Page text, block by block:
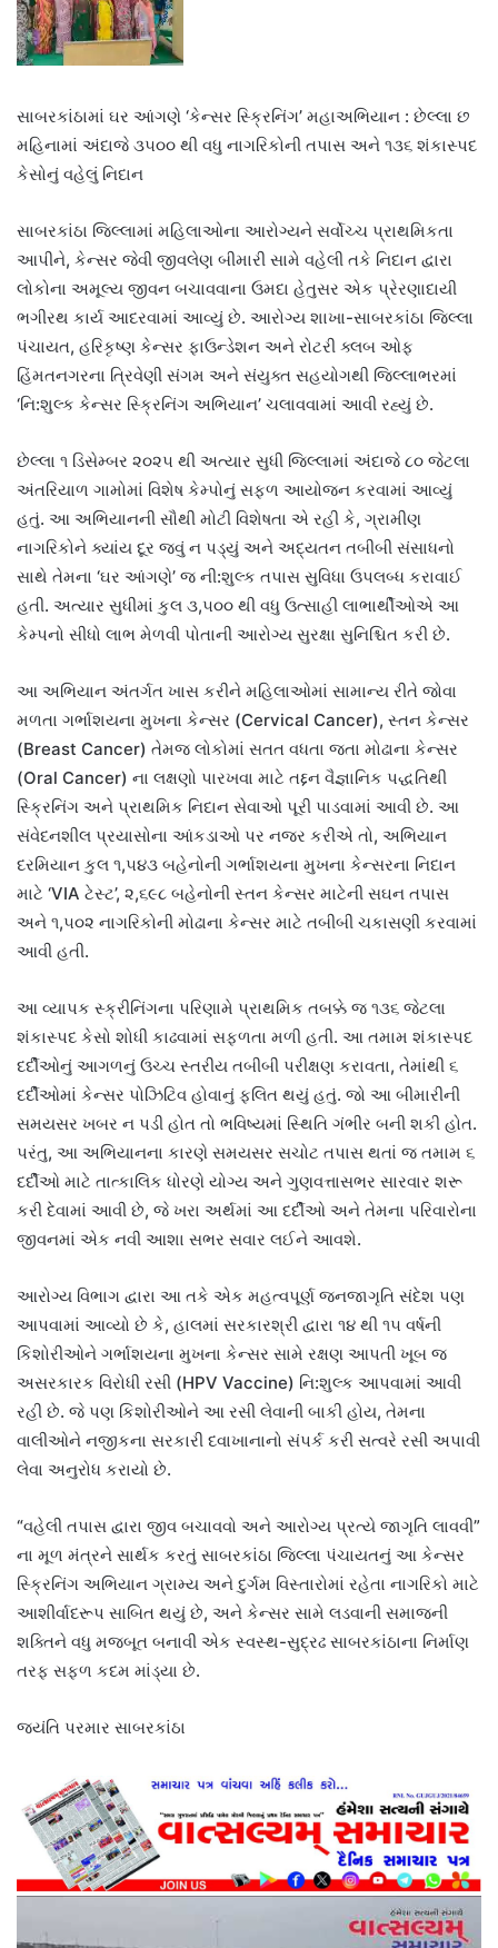
સાબરકાંઠામાં ઘર આંગણે ‘કેન્સર સ્ક્રિનિંગ’ મહાઅભિયાન : છેલ્લા છ
મહિનામાં અંદાજે ૩૫૦૦ થી વધુ નાગરિકોની તપાસ અને ૧૩૬ શંકાસ્પદ
કેસોનું વહેલું નિદાન
સાબરકાંઠા જિલ્લામાં મહિલાઓના આરોગ્યને સર્વોચ્ચ પ્રાથમિકતા
આપીને, કેન્સર જેવી જીવલેણ બીમારી સામે વહેલી તકે નિદાન દ્વારા
લોકોના અમૂલ્ય જીવન બચાવવાના ઉમદા હેતુસર એક પ્રેરણાદાયી
ભગીરથ કાર્ય આદરવામાં આવ્યું છે. આરોગ્ય શાખા-સાબરકાંઠા જિલ્લા
પંચાયત, હરિકૃષ્ણ કેન્સર ફાઉન્ડેશન અને રોટરી ક્લબ ઓફ
હિંમતનગરના ત્રિવેણી સંગમ અને સંયુક્ત સહયોગથી જિલ્લાભરમાં
‘નિ:શુલ્ક કેન્સર સ્ક્રિનિંગ અભિયાન’ ચલાવવામાં આવી રહ્યું છે.
છેલ્લા ૧ ડિસેમ્બર ૨૦૨૫ થી અત્યાર સુધી જિલ્લામાં અંદાજે ૮૦ જેટલા
અંતરિયાળ ગામોમાં વિશેષ કેમ્પોનું સફળ આયોજન કરવામાં આવ્યું
હતું. આ અભિયાનની સૌથી મોટી વિશેષતા એ રહી કે, ગ્રામીણ
નાગરિકોને ક્યાંય દૂર જવું ન પડ્યું અને અદ્યતન તબીબી સંસાધનો
સાથે તેમના ‘ઘર આંગણે’ જ ની:શુલ્ક તપાસ સુવિધા ઉપલબ્ધ કરાવાઈ
હતી. અત્યાર સુધીમાં કુલ ૩,૫૦૦ થી વધુ ઉત્સાહી લાભાર્થીઓએ આ
કેમ્પનો સીધો લાભ મેળવી પોતાની આરોગ્ય સુરક્ષા સુનિશ્ચિત કરી છે.
આ અભિયાન અંતર્ગત ખાસ કરીને મહિલાઓમાં સામાન્ય રીતે જોવા
મળતા ગર્ભાશયના મુખના કેન્સર (Cervical Cancer), સ્તન કેન્સર
(Breast Cancer) તેમજ લોકોમાં સતત વધતા જતા મોઢાના કેન્સર
(Oral Cancer) ના લક્ષણો પારખવા માટે તદ્દન વૈજ્ઞાનિક પદ્ધતિથી
સ્ક્રિનિંગ અને પ્રાથમિક નિદાન સેવાઓ પૂરી પાડવામાં આવી છે. આ
સંવેદનશીલ પ્રયાસોના આંકડાઓ પર નજર કરીએ તો, અભિયાન
દરમિયાન કુલ ૧,૫૪૩ બહેનોની ગર્ભાશયના મુખના કેન્સરના નિદાન
માટે ‘VIA ટેસ્ટ’, ૨,૬૯૮ બહેનોની સ્તન કેન્સર માટેની સઘન તપાસ
અને ૧,૫૦૨ નાગરિકોની મોઢાના કેન્સર માટે તબીબી ચકાસણી કરવામાં
આવી હતી.
આ વ્યાપક સ્ક્રીનિંગના પરિણામે પ્રાથમિક તબક્કે જ ૧૩૬ જેટલા
શંકાસ્પદ કેસો શોધી કાઢવામાં સફળતા મળી હતી. આ તમામ શંકાસ્પદ
દર્દીઓનું આગળનું ઉચ્ચ સ્તરીય તબીબી પરીક્ષણ કરાવતા, તેમાંથી ૬
દર્દીઓમાં કેન્સર પોઝિટિવ હોવાનું ફલિત થયું હતું. જો આ બીમારીની
સમયસર ખબર ન પડી હોત તો ભવિષ્યમાં સ્થિતિ ગંભીર બની શકી હોત.
પરંતુ, આ અભિયાનના કારણે સમયસર સચોટ તપાસ થતાં જ તમામ ૬
દર્દીઓ માટે તાત્કાલિક ધોરણે યોગ્ય અને ગુણવત્તાસભર સારવાર શરૂ
કરી દેવામાં આવી છે, જે ખરા અર્થમાં આ દર્દીઓ અને તેમના પરિવારોના
જીવનમાં એક નવી આશા સભર સવાર લઈને આવશે.
આરોગ્ય વિભાગ દ્વારા આ તકે એક મહત્વપૂર્ણ જનજાગૃતિ સંદેશ પણ
આપવામાં આવ્યો છે કે, હાલમાં સરકારશ્રી દ્વારા ૧૪ થી ૧૫ વર્ષની
કિશોરીઓને ગર્ભાશયના મુખના કેન્સર સામે રક્ષણ આપતી ખૂબ જ
અસરકારક વિરોધી રસી (HPV Vaccine) નિ:શુલ્ક આપવામાં આવી
રહી છે. જે પણ કિશોરીઓને આ રસી લેવાની બાકી હોય, તેમના
વાલીઓને નજીકના સરકારી દવાખાનાનો સંપર્ક કરી સત્વરે રસી અપાવી
લેવા અનુરોધ કરાયો છે.
“વહેલી તપાસ દ્વારા જીવ બચાવવો અને આરોગ્ય પ્રત્યે જાગૃતિ લાવવી”
ના મૂળ મંત્રને સાર્થક કરતું સાબરકાંઠા જિલ્લા પંચાયતનું આ કેન્સર
સ્ક્રિનિંગ અભિયાન ગ્રામ્ય અને દુર્ગમ વિસ્તારોમાં રહેતા નાગરિકો માટે
આશીર્વાદરૂપ સાબિત થયું છે, અને કેન્સર સામે લડવાની સમાજની
શક્તિને વધુ મજબૂત બનાવી એક સ્વસ્થ-સુદ્રઢ સાબરકાંઠાના નિર્માણ
તરફ સફળ કદમ માંડ્યા છે.
જયંતિ પરમાર સાબરકાંઠા